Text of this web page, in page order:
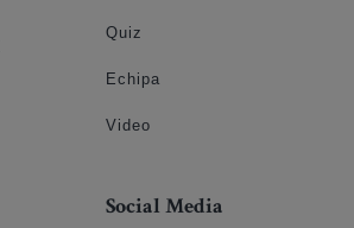
Quiz
Echipa
Video
Social Media